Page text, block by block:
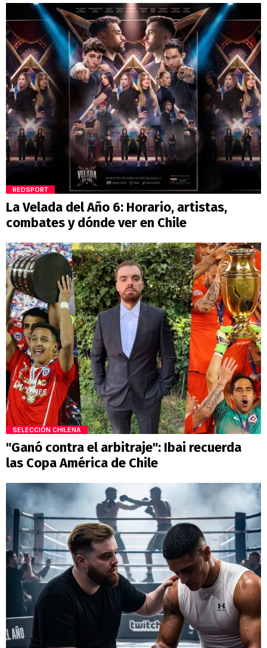
REDSPORT
La Velada del Año 6: Horario, artistas,
combates y dónde ver en Chile
SELECCIÓN CHILENA
"Ganó contra el arbitraje": Ibai recuerda
las Copa América de Chile